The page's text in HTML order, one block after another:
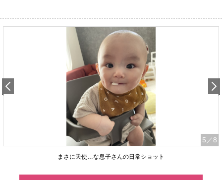
5 ／8
まさに天使…な息子さんの日常ショット